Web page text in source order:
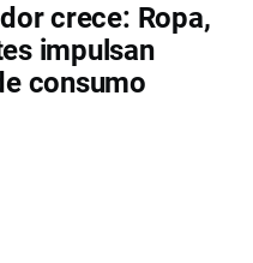
crece: Ropa,
impulsan
consumo